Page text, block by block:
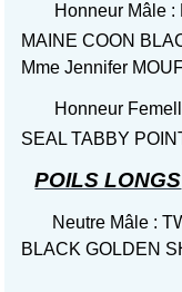
Honneur Mâle
MAINE COON
Mme Jennifer
Honneur
SEAL TABBY
POILS LONGS
Neutre Mâle :
BLACK GOLDEN